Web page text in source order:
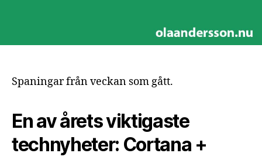
Spaningar från veckan som gått.
En av årets viktigaste
technyheter: Cortana +